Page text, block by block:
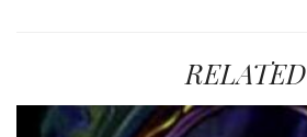
RELATED